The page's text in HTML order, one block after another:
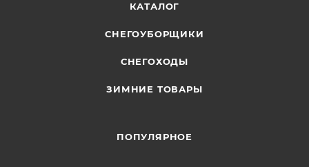
КАТАЛОГ
СНЕГОУБОРЩИКИ
СНЕГОХОДЫ
ЗИМНИЕ ТОВАРЫ
ПОПУЛЯРНОЕ